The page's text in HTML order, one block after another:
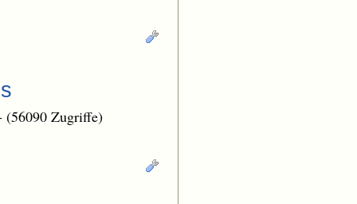
(56090 Zugriffe)